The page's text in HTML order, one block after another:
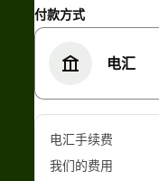
付款方式
电汇
电汇手续费
我们的费用